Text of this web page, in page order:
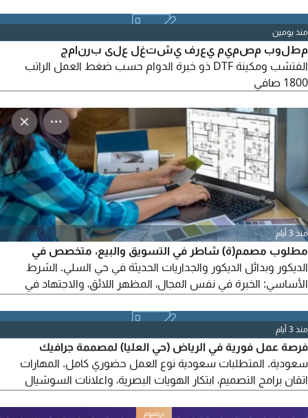
منذ يومين
مطلوب مصميم يعرف يشتغل على برنامج
الفتشب ومكينة DTF ذو خبرة الدوام حسب ضغط العمل الراتب
1800 صافي
منذ 3 أيام
مطلوب مصمم(ة) شاطر في التسويق والبيع، متخصص في
الديكور وبدائل الديكور والجداريات الحديثة في حي السلي. الشرط
الأساسي: الخبرة في نفس المجال، المظهر اللائق، والاجتهاد في
منذ 3 أيام
فرصة عمل فورية في الرياض (حي العليا) لمصممة جرافيك
سعودية. المتطلبات سعودية نوع العمل حضوري كامل. المهارات
اتقان برامج التصميم، ابتكار الهويات البصرية، واعلانات السوشيال